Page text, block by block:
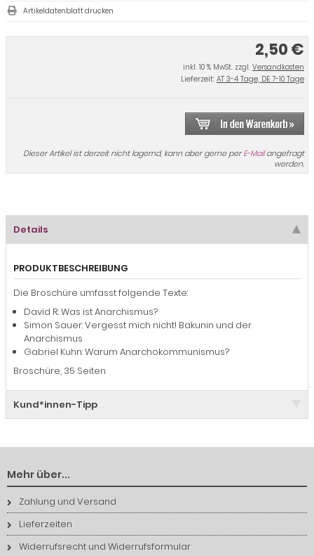
2,50 €
inkl. 10 % MwSt. zzgl. Versandkosten
Lieferzeit: AT 3-4 Tage, DE 7-10 Tage
Dieser Artikel ist derzeit nicht lagernd, kann aber gerne perE-Mailangefragt
werden.
Artikeldatenblatt drucken
Details
PRODUKTBESCHREIBUNG
Die Broschüre umfasst folgende Texte:
David R.: Was ist Anarchismus?
Simon Sauer: Vergesst mich nicht! Bakunin und der
Anarchismus
Gabriel Kuhn: Warum Anarchokommunismus?
Broschüre, 35 Seiten
Kund*innen-Tipp
Mehr über...
Zahlung und Versand
Lieferzeiten
Widerrufsrecht und Widerrufsformular